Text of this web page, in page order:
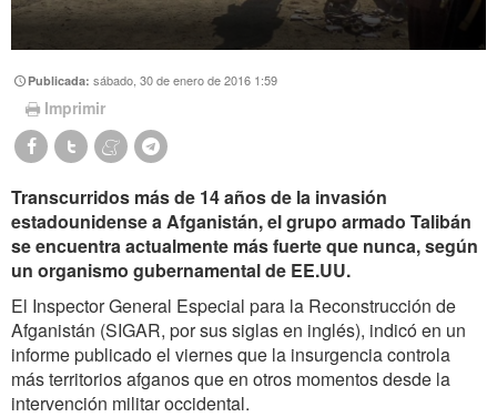
Publicada:sábado, 30 de enero de 2016 1:59
Imprimir
Transcurridos más de 14 años de la invasión
estadounidense a Afganistán, el grupo armado Talibán
se encuentra actualmente más fuerte que nunca, según
un organismo gubernamental de EE.UU.
El Inspector General Especial para la Reconstrucción de
Afganistán (SIGAR, por sus siglas en inglés), indicó en un
informe publicado el viernes que la insurgencia controla
más territorios afganos que en otros momentos desde la
intervención militar occidental.